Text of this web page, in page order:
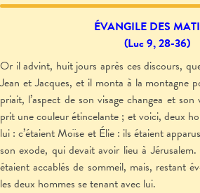
ÉVANGILE DES
(Luc 9, 28-36)
Or il advint, huit jours après ces discours,
Jean et Jacques, et il monta à la montagne
priait, l’aspect de son visage changea et
prit une couleur étincelante ; et voici, deux
lui : c’étaient Moïse et Élie : ils étaient
son exode, qui devait avoir lieu à
étaient accablés de sommeil, mais, restant
les deux hommes se tenant avec lui.